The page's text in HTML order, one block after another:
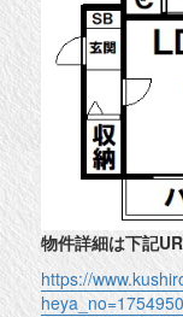
物件詳細は下記
https://